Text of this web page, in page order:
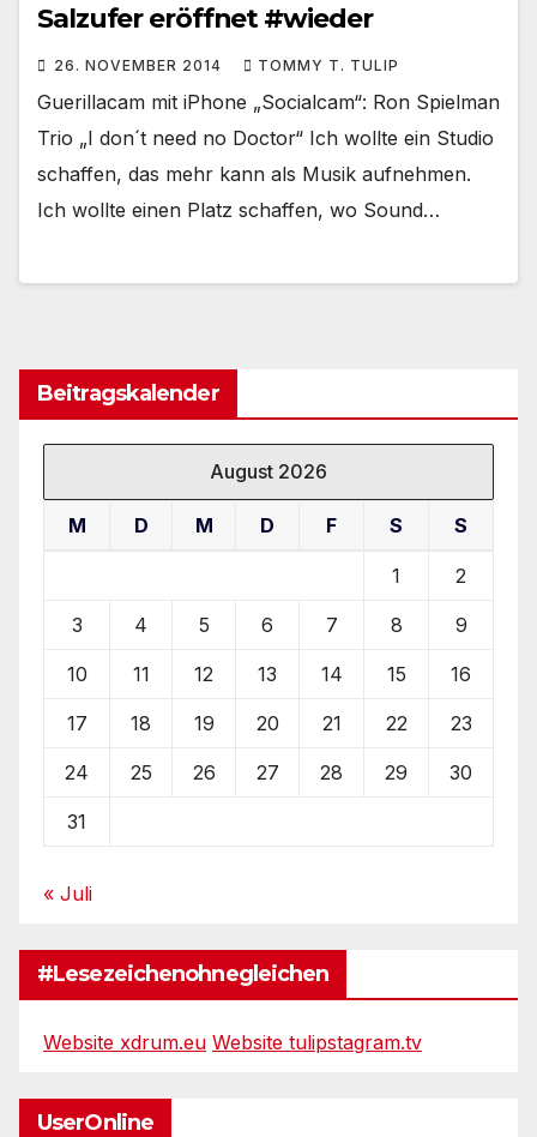
Salzufer eröffnet #wieder
26. NOVEMBER 2014 TOMMY T. TULIP
Guerillacam mit iPhone „Socialcam“: Ron Spielman
Trio „I don´t need no Doctor“ Ich wollte ein Studio
schaffen, das mehr kann als Musik aufnehmen.
Ich wollte einen Platz schaffen, wo Sound…
Beitragskalender
August 2026
M D M D F S S
1 2
3 4 5 6 7 8 9
10 11 12 13 14 15 16
17 18 19 20 21 22 23
24 25 26 27 28 29 30
31
« Juli
#Lesezeichenohnegleichen
Website xdrum.eu Website tulipstagram.tv
UserOnline